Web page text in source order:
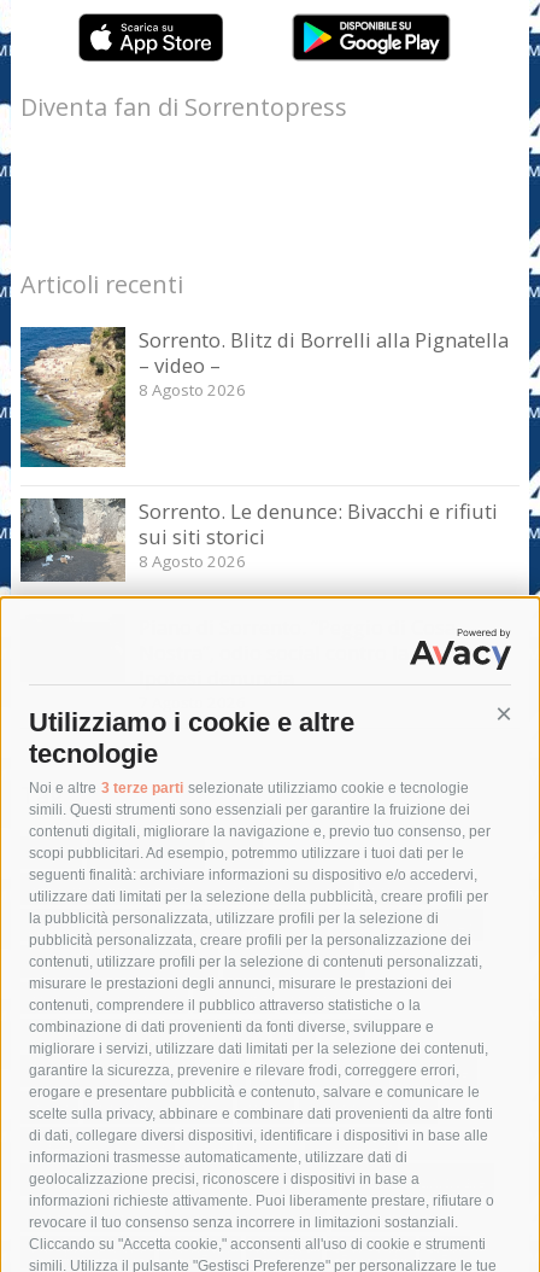
Utilizziamo i cookie e altre
tecnologie
Noi e altre 3 terze parti selezionate utilizziamo cookie e tecnologie
simili. Questi strumenti sono essenziali per garantire la fruizione dei
contenuti digitali, migliorare la navigazione e, previo tuo consenso, per
scopi pubblicitari. Ad esempio, potremmo utilizzare i tuoi dati per le
seguenti finalità: archiviare informazioni su dispositivo e/o accedervi,
utilizzare dati limitati per la selezione della pubblicità, creare profili per
la pubblicità personalizzata, utilizzare profili per la selezione di
pubblicità personalizzata, creare profili per la personalizzazione dei
contenuti, utilizzare profili per la selezione di contenuti personalizzati,
misurare le prestazioni degli annunci, misurare le prestazioni dei
contenuti, comprendere il pubblico attraverso statistiche o la
combinazione di dati provenienti da fonti diverse, sviluppare e
migliorare i servizi, utilizzare dati limitati per la selezione dei contenuti,
garantire la sicurezza, prevenire e rilevare frodi, correggere errori,
erogare e presentare pubblicità e contenuto, salvare e comunicare le
scelte sulla privacy, abbinare e combinare dati provenienti da altre fonti
di dati, collegare diversi dispositivi, identificare i dispositivi in base alle
informazioni trasmesse automaticamente, utilizzare dati di
geolocalizzazione precisi, riconoscere i dispositivi in base a
informazioni richieste attivamente. Puoi liberamente prestare, rifiutare o
revocare il tuo consenso senza incorrere in limitazioni sostanziali.
Cliccando su "Accetta cookie," acconsenti all'uso di cookie e strumenti
simili. Utilizza il pulsante "Gestisci Preferenze" per personalizzare le tue
Diventa fan di Sorrentopress
Articoli recenti
Sorrento. Blitz di Borrelli alla Pignatella
– video –
8 Agosto 2026
Sorrento. Le denunce: Bivacchi e rifiuti
sui siti storici
8 Agosto 2026
Nostra”, odio social contro la giunta.
Ipotesi denuncia
Tag
acqua allerta meteo
anas
area marina protetta di punta campanella
arresto
Asl Napoli 3 sud
capitaneria di porto capri
carabinieri
castellammare di stabia
circumvesuviana
comune di sorrento
concerto
contagi
costiera amalfitana
covid-19 eav
elezioni
fondazione sorrento
gori guardia costiera
incidente
lavori
lorenzo balducelli mare
massa lubrense
massimo coppola
Meta napoli
ordinanza
penisola sorrentina
piano di sorrento
polizia municipale
protezione civile
Regione Campania
sant'agnello
sindaco cuomo
sorrento studenti temporali treni